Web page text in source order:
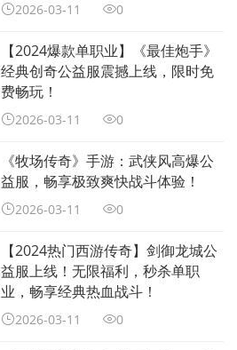
2026-03-11 0
【2024爆款单职业】《最佳炮手》
经典创奇公益服震撼上线，限时免
费畅玩！
2026-03-11 0
《牧场传奇》手游：武侠风高爆公
益服，畅享极致爽快战斗体验！
2026-03-11 0
【2024热门西游传奇】剑御龙城公
益服上线！无限福利，秒杀单职
业，畅享经典热血战斗！
2026-03-11 0